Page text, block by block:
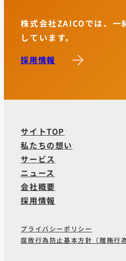
株式会社ZAICOでは、一
しています。
採用情報
サイトTOP
私たちの想い
サービス
ニュース
会社概要
採用情報
プライバシーポリシー
腐敗行為防止基本方針（贈賄行